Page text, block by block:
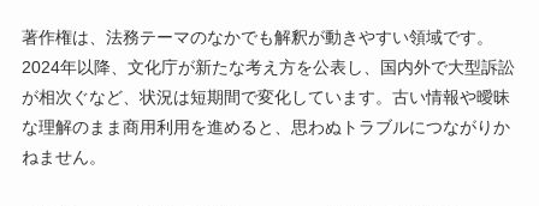
著作権は、法務テーマのなかでも解釈が動きやすい領域です。
2024年以降、文化庁が新たな考え方を公表し、国内外で大型訴訟
が相次ぐなど、状況は短期間で変化しています。古い情報や曖昧
な理解のまま商用利用を進めると、思わぬトラブルにつながりか
ねません。